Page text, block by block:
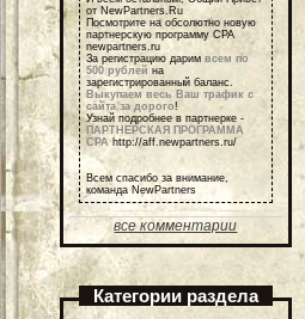
от NewPartners.Ru
Посмотрите на обсолютно новую
партнерскую программу СРА
newpartners.ru
За регистрацию дарим всем по
500 рублей на
зарегистрированный баланс.
Выкупаем весь Ваш трафик с
сайта за дорого!
Узнай подробнее в партнерке -
ПАРТНЕРСКАЯ ПРОГРАММА
СРА http://aff.newpartners.ru/
Всем спасибо за внимание,
команда NewPartners
все комментарии
Категории раздела